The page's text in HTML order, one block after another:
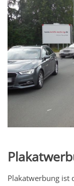
Plakatwerbung ist